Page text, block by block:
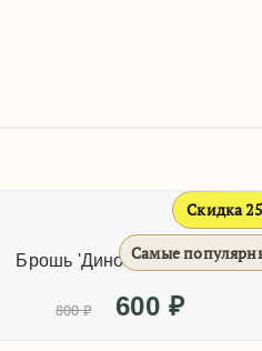
Самые популярные